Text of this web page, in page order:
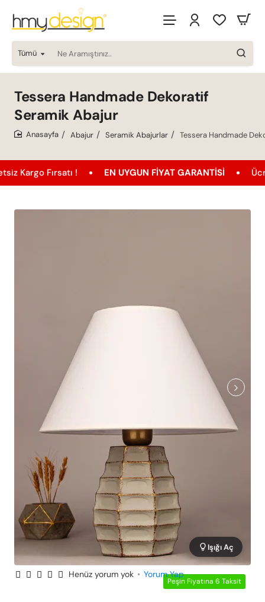
Tümü
Ne
Aramıştınız..
Tessera Handmade Dekoratif
Seramik Abajur
Abajur Seramik Abajurlar Tessera Handmade
! EN UYGUN FIYAT GARANTISI Ücretsiz
Peşin Fiyatına 6 Taksit
Işığı Aç
Henüz yorum yok • Yorum Yap